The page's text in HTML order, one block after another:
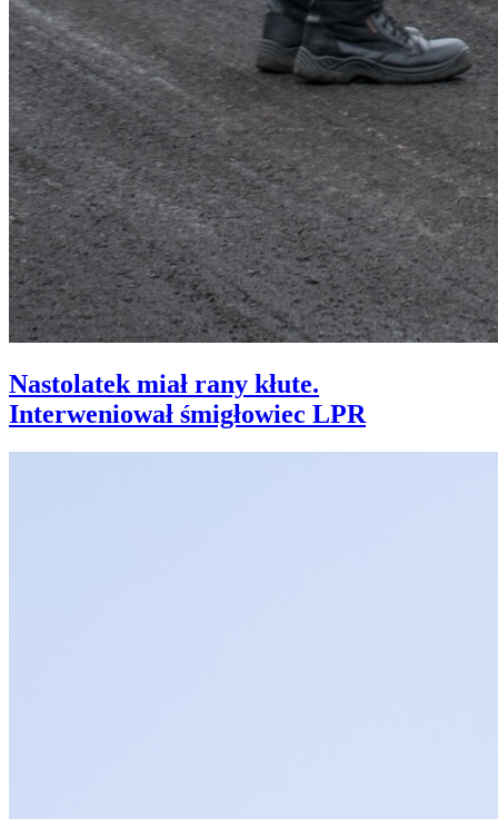
Nastolatek miał rany kłute.
Interweniował śmigłowiec LPR